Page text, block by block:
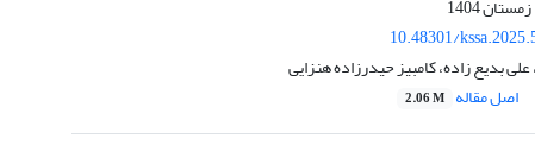
10.48301/
بدیع زاده، کامبیز حیدرزاده هنزایی
اصل مقاله 2.06 M